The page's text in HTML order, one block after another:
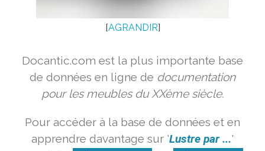
[AGRANDIR]
Docantic.com est la plus importante base
de données en ligne de documentation
pour les meubles du XXème siècle.
Pour accéder à la base de données et en
apprendre davantage sur 'Lustre par ...'